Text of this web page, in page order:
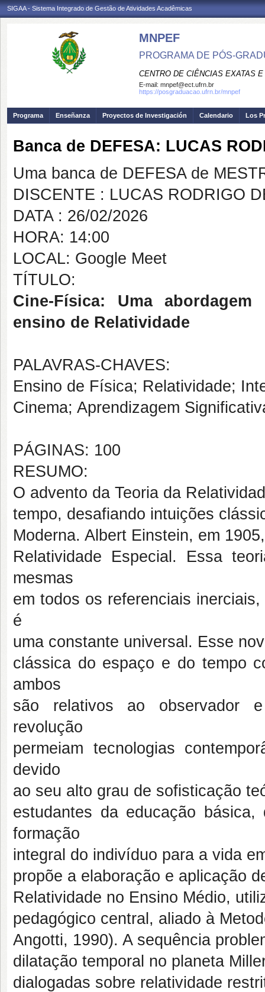
SIGAA - Sistema Integrado de Gestão de Atividades Acadêmicas
MNPEF
PROGRAMA DE PÓS-
CENTRO DE CIÊNCIAS EXATAS
E-mail: mnpef@ect.ufrn.br
https://posgraduacao.ufrn.br/mnpef
Programa Enseñanza Proyectos de Investigación Calendario Los
Banca de DEFESA: LUCAS
Uma banca de DEFESA de
DISCENTE : LUCAS RODRIGO
DATA : 26/02/2026
HORA: 14:00
LOCAL: Google Meet
TÍTULO:
Cine-Física: Uma
ensino de Relatividade
PALAVRAS-CHAVES:
Ensino de Física; Relatividade;
Cinema; Aprendizagem
PÁGINAS: 100
RESUMO:
O advento da Teoria da
tempo, desafiando intuições
Moderna. Albert Einstein, em
Relatividade Especial. Essa
mesmas
em todos os referenciais
é
uma constante universal. Esse
clássica do espaço e do tempo
ambos
são relativos ao observador
revolução
permeiam tecnologias
devido
ao seu alto grau de sofisticação
estudantes da educação
formação
integral do indivíduo para a vida
propõe a elaboração e aplicação
Relatividade no Ensino Médio,
pedagógico central, aliado à
Angotti, 1990). A sequência
dilatação temporal no planeta
dialogadas sobre relatividade